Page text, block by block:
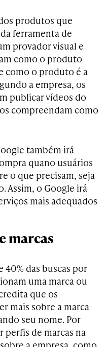
produtos que
ferramenta de
provador visual e
como o produto
como o produto é a
a empresa, os
publicar vídeos do
compreendam como
também irá
quano usuários
o que precisam, seja
Assim, o Google irá
mais adequados
marcas
40% das buscas por
uma marca ou
que os
mais sobre a marca
seu nome. Por
perfis de marcas na